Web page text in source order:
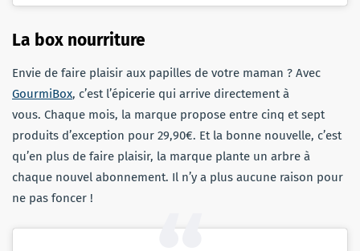
La box nourriture
Envie de faire plaisir aux papilles de votre maman ? Avec
GourmiBox, c’est l’épicerie qui arrive directement à
vous. Chaque mois, la marque propose entre cinq et sept
produits d’exception pour 29,90€. Et la bonne nouvelle, c’est
qu’en plus de faire plaisir, la marque plante un arbre à
chaque nouvel abonnement. Il n’y a plus aucune raison pour
ne pas foncer !